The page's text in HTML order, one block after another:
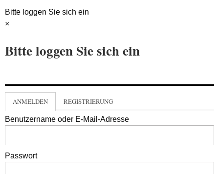
Bitte loggen Sie sich ein
×
Bitte loggen Sie sich ein
ANMELDEN REGISTRIERUNG
Benutzername oder E-Mail-Adresse
Passwort